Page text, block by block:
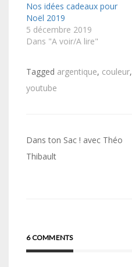
Nos idées cadeaux pour
Noël 2019
5 décembre 2019
Dans "A voir/A lire"
Tagged argentique, couleur,
youtube
Navigation
de
Dans ton Sac ! avec Théo
Thibault
6 COMMENTS